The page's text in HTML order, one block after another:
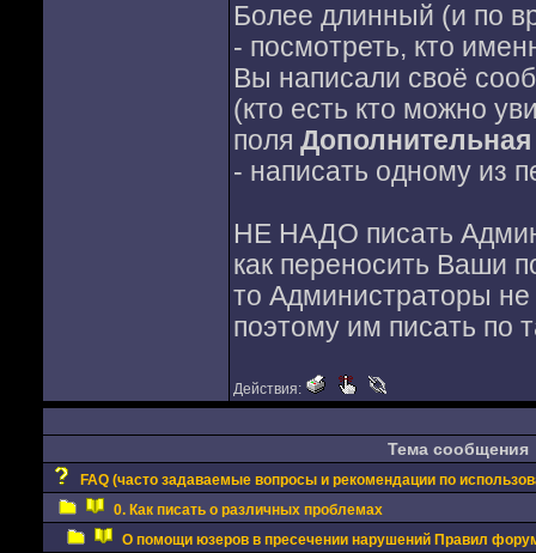
Более длинный (и по
- посмотреть, кто
Вы написали своё
(кто есть кто можно
поля
- написать одному из
НЕ НАДО писать
как переносить Ваши
то Администраторы
поэтому им писать по
Действия:
Тема сообщения
FAQ (часто задаваемые вопросы и рекомендации по
0. Как писать о различных проблемах
О помощи юзеров в пресечении нарушений Правил